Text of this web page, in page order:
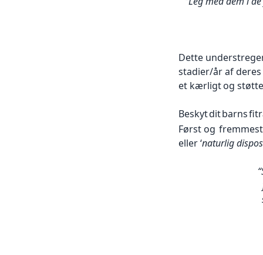
Dette
stadier/år af deres
et kærligtog
Beskytditbarns
Først og
eller ‘naturlig